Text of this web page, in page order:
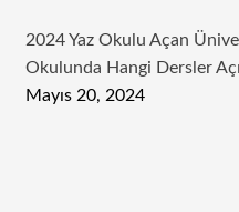
2024 Yaz Okulu Açan
Okulunda Hangi Dersler
Mayıs 20, 2024